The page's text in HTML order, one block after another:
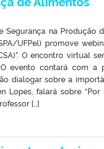
Segurança na Produção
UFPel) promove
O encontro virtual
evento contará com a
dialogar sobre a
Lopes, falará sobre
[…]